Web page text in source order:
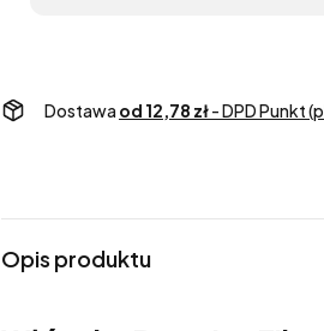
Dostawa od 12,78 zł- DPD Punkt
Opis produktu